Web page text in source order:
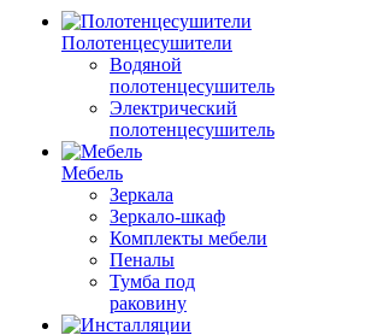
Полотенцесушители
Водяной
полотенцесушитель
Электрический
полотенцесушитель
Мебель
Зеркала
Зеркало-шкаф
Комплекты мебели
Пеналы
Тумба под
раковину